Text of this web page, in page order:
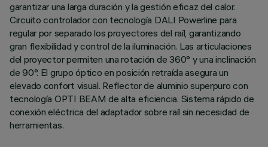
garantizar una larga duración y la gestión eficaz del calor.
Circuito controlador con tecnología DALI Powerline para
regular por separado los proyectores del raíl, garantizando
gran flexibilidad y control de la iluminación. Las articulaciones
del proyector permiten una rotación de 360° y una inclinación
de 90°. El grupo óptico en posición retraída asegura un
elevado confort visual. Reflector de aluminio superpuro con
tecnología OPTI BEAM de alta eficiencia. Sistema rápido de
conexión eléctrica del adaptador sobre raíl sin necesidad de
herramientas.